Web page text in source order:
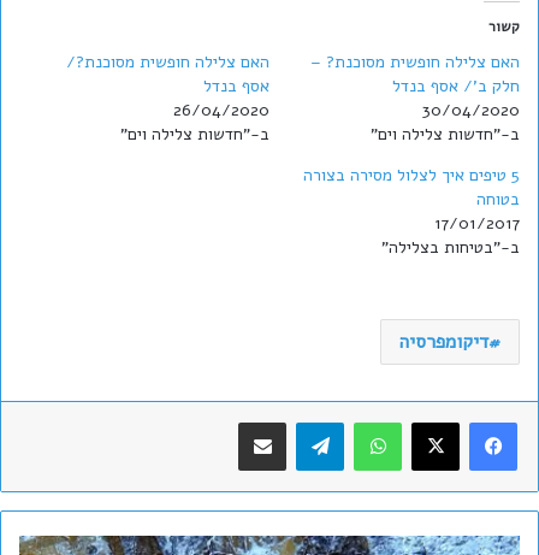
קשור
האם צלילה חופשית מסוכנת? –
חלק ב'/ אסף בנדל
30/04/2020
ב-"חדשות צלילה וים"
האם צלילה חופשית מסוכנת?/
אסף בנדל
26/04/2020
ב-"חדשות צלילה וים"
5 טיפים איך לצלול מסירה בצורה
בטוחה
17/01/2017
ב-"בטיחות בצלילה"
דיקומפרסיה
WhatsApp
Telegramשתף במייל
סוסוני